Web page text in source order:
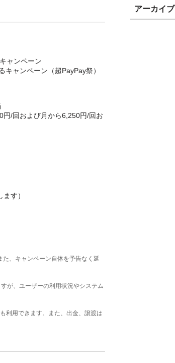
ャンペーン
ャンペーン（超PayPay祭）
/回および月から6,250円/回お
す）
、キャンペーン自体を予告なく延
が、ユーザーの利用状況やシステム
利用できます。また、出金、譲渡は
アーカイブ